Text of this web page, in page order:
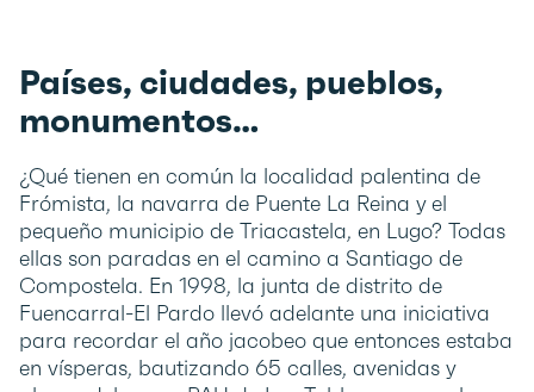
Países, ciudades, pueblos,
monumentos…
¿Qué tienen en común la localidad palentina de
Frómista, la navarra de Puente La Reina y el
pequeño municipio de Triacastela, en Lugo? Todas
ellas son paradas en el camino a Santiago de
Compostela. En 1998, la junta de distrito de
Fuencarral-El Pardo llevó adelante una iniciativa
para recordar el año jacobeo que entonces estaba
en vísperas, bautizando 65 calles, avenidas y